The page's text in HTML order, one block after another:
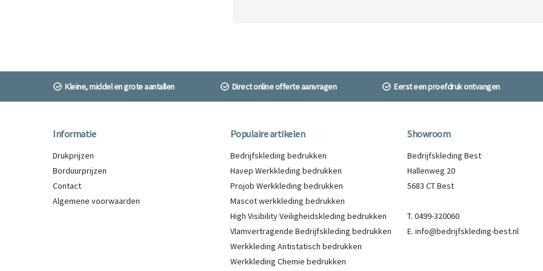
Kleine, middel en grote aantallen Direct online offerte aanvragen Eerst een proefdruk ontvangen
Informatie
Drukprijzen
Borduurprijzen
Contact
Algemene voorwaarden
Populaire artikelen
Bedrijfskleding bedrukken
Havep Werkkleding bedrukken
Projob Werkkleding bedrukken
Mascot werkkleding bedrukken
High Visibility Veiligheidskleding bedrukken
Vlamvertragende Bedrijfskleding bedrukken
Werkkleding Antistatisch bedrukken
Werkkleding Chemie bedrukken
Showroom
Bedrijfskleding Best
Hallenweg 20
5683 CT Best
T. 0499-320060
E. info@bedrijfskleding-best.nl